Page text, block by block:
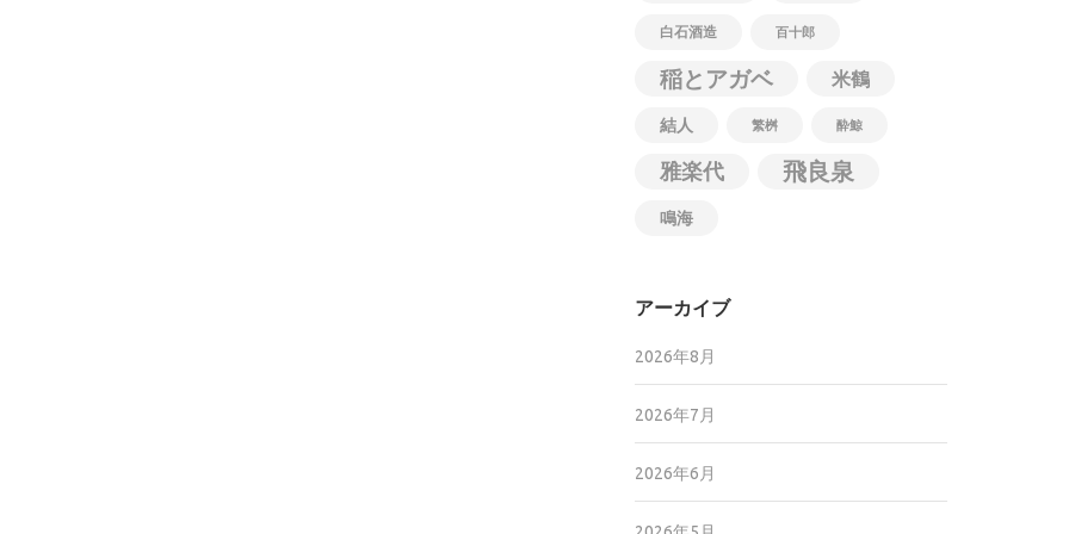
白石酒造 百十郎
稲とアガベ 米鶴
結人 繁桝 酔鯨
雅楽代 飛良泉
鳴海
アーカイブ
2026年8月
2026年7月
2026年6月